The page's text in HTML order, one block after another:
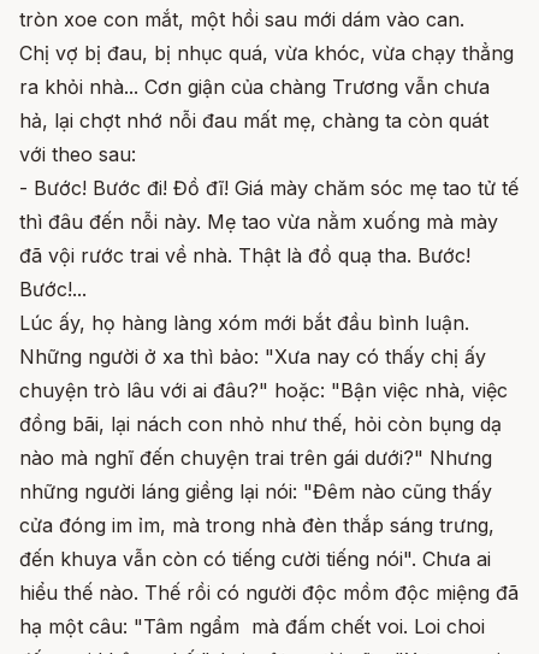
tròn xoe con mắt, một hồi sau mới dám vào can.
Chị vợ bị đau, bị nhục quá, vừa khóc, vừa chạy thẳng
ra khỏi nhà... Cơn giận của chàng Trương vẫn chưa
hả, lại chợt nhớ nỗi đau mất mẹ, chàng ta còn quát
với theo sau:
- Bước! Bước đi! Đồ đĩ! Giá mày chăm sóc mẹ tao tử tế
thì đâu đến nỗi này. Mẹ tao vừa nằm xuống mà mày
đã vội rước trai về nhà. Thật là đồ quạ tha. Bước!
Bước!...
Lúc ấy, họ hàng làng xóm mới bắt đầu bình luận.
Những người ở xa thì bảo: "Xưa nay có thấy chị ấy
chuyện trò lâu với ai đâu?" hoặc: "Bận việc nhà, việc
đồng bãi, lại nách con nhỏ như thế, hỏi còn bụng dạ
nào mà nghĩ đến chuyện trai trên gái dưới?" Nhưng
những người láng giềng lại nói: "Đêm nào cũng thấy
cửa đóng im ỉm, mà trong nhà đèn thắp sáng trưng,
đến khuya vẫn còn có tiếng cười tiếng nói". Chưa ai
hiểu thế nào. Thế rồi có người độc mồm độc miệng đã
hạ một câu: "Tâm ngẩm mà đấm chết voi. Loi choi